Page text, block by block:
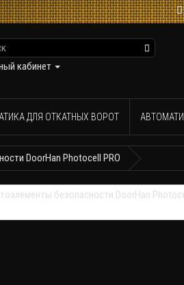
кабинет
ДЛЯ ОТКАТНЫХ ВОРОТ
DoorHan Photocell PRO